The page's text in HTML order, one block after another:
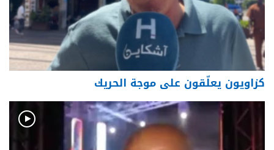
كزاويون يعلّقون على موجة الحريك